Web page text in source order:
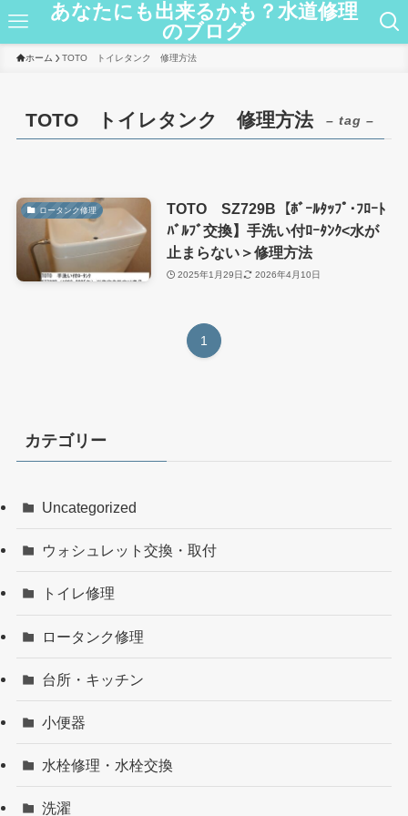
あなたにも出来るかも？水道修理
のブログ
ホーム TOTO トイレタンク 修理方法
TOTO トイレタンク 修理方法 – tag –
ロータンク修理
TOTO SZ729B【ﾎﾞｰﾙﾀｯﾌﾟ･ﾌﾛｰﾄ
ﾊﾞﾙﾌﾞ交換】手洗い付ﾛｰﾀﾝｸ<水が
止まらない＞修理方法
2025年1月29日 2026年4月10日
1
カテゴリー
Uncategorized
ウォシュレット交換・取付
トイレ修理
ロータンク修理
台所・キッチン
小便器
水栓修理・水栓交換
洗濯